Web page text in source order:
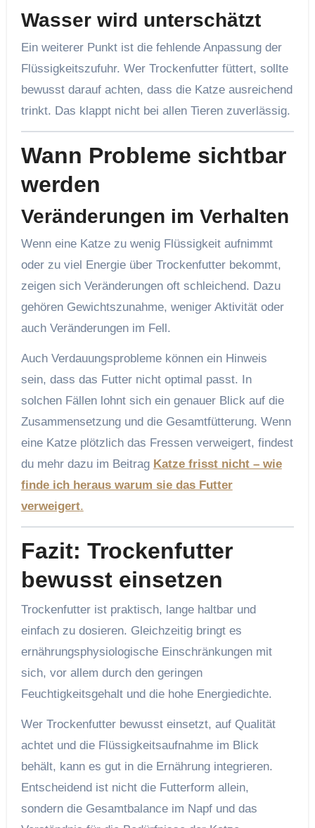
Wasser wird unterschätzt
Ein weiterer Punkt ist die fehlende Anpassung der
Flüssigkeitszufuhr. Wer Trockenfutter füttert, sollte
bewusst darauf achten, dass die Katze ausreichend
trinkt. Das klappt nicht bei allen Tieren zuverlässig.
Wann Probleme sichtbar
werden
Veränderungen im Verhalten
Wenn eine Katze zu wenig Flüssigkeit aufnimmt
oder zu viel Energie über Trockenfutter bekommt,
zeigen sich Veränderungen oft schleichend. Dazu
gehören Gewichtszunahme, weniger Aktivität oder
auch Veränderungen im Fell.
Auch Verdauungsprobleme können ein Hinweis
sein, dass das Futter nicht optimal passt. In
solchen Fällen lohnt sich ein genauer Blick auf die
Zusammensetzung und die Gesamtfütterung. Wenn
eine Katze plötzlich das Fressen verweigert, findest
du mehr dazu im Beitrag Katze frisst nicht – wie
finde ich heraus warum sie das Futter
verweigert.
Fazit: Trockenfutter
bewusst einsetzen
Trockenfutter ist praktisch, lange haltbar und
einfach zu dosieren. Gleichzeitig bringt es
ernährungsphysiologische Einschränkungen mit
sich, vor allem durch den geringen
Feuchtigkeitsgehalt und die hohe Energiedichte.
Wer Trockenfutter bewusst einsetzt, auf Qualität
achtet und die Flüssigkeitsaufnahme im Blick
behält, kann es gut in die Ernährung integrieren.
Entscheidend ist nicht die Futterform allein,
sondern die Gesamtbalance im Napf und das